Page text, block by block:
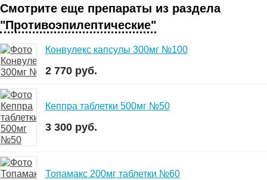
Смотрите еще препараты из раздела
"Противоэпилептические"
Конвулекс капсулы 300мг №100
2 770 руб.
Кеппра таблетки 500мг №50
3 300 руб.
Топамакс 200мг таблетки №60